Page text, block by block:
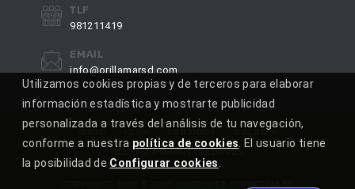
TLF
981211419
EMAIL
info@orillamarsd.com
INICIO CLUB PARTIDOS
GALERÍA
ACCESO ADMINISTRADORES
GRUPOWEB DEPORTIVA SL
Utilizamos cookies propias y de terceros para elaborar
información estadística y mostrarte publicidad
personalizada a través del análisis de tu navegación,
conforme a nuestra política de cookies. El usuario tiene
la posibilidad de Configurar cookies.